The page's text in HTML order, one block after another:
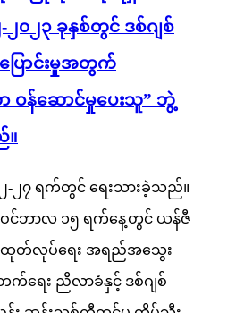
၀၂၃ ခုနှစ်တွင် ဒစ်ဂျစ်
ောင်းမှုအတွက်
ာ ဝန်ဆောင်မှုပေးသူ” ဘွဲ့
။
၂-၂၇ ရက်တွင် ရေးသားခဲ့သည်။
နိုဝင်ဘာလ ၁၅ ရက်နေ့တွင် ယန်ဇီ
ထုတ်လုပ်ရေး အရည်အသွေး
တက်ရေး ညီလာခံနှင့် ဒစ်ဂျစ်